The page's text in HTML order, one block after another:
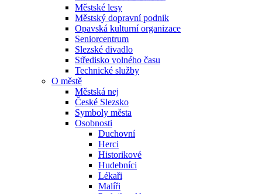
Městské lesy
Městský dopravní podnik
Opavská kulturní organizace
Seniorcentrum
Slezské divadlo
Středisko volného času
Technické služby
O městě
Městská nej
České Slezsko
Symboly města
Osobnosti
Duchovní
Herci
Historikové
Hudebníci
Lékaři
Malíři